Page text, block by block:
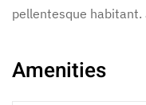
pellentesque
Amenities